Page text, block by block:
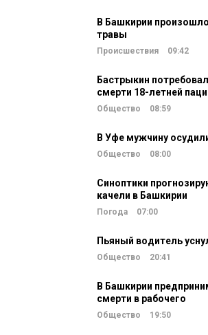
В Башкирии
травы
Происшествия 09:42
Бастрыкин
смерти 18-летней
Общество 08:59
В Уфе мужчину
Общество 08:00
Синоптики
качели в Башкирии
Погода 07:00
Пьяный водитель
Общество 20:41
В Башкирии
смерти в рабочего
Общество 19:50